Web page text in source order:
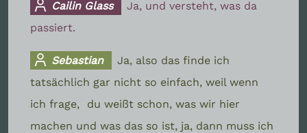
Cailin Glass
Ja, und versteht, was da
passiert.
Sebastian
Ja, also das finde ich
tatsächlich gar nicht so einfach, weil wenn
ich frage,
du weißt schon, was wir hier
machen und was das so ist, ja, dann muss ich